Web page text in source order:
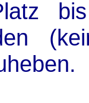
Platz